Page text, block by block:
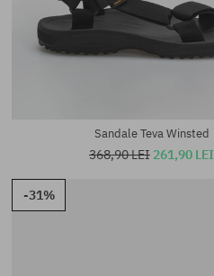
Sandale Teva Winsted
368,90 LEI 261,90 LEI
-31%